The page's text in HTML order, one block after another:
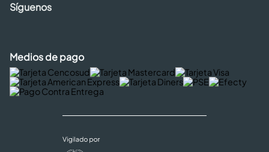
Síguenos
Medios de pago